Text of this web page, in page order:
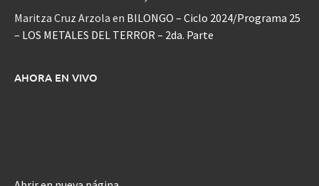
Maritza Cruz Arzola en BILONGO – Ciclo 2024/Programa 25
– LOS METALES DEL TERROR – 2da. Parte
AHORA EN VIVO